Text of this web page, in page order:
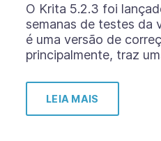
O Krita 5.2.3 foi
semanas de testes da
é uma versão de
principalmente, traz
LEIA MAIS